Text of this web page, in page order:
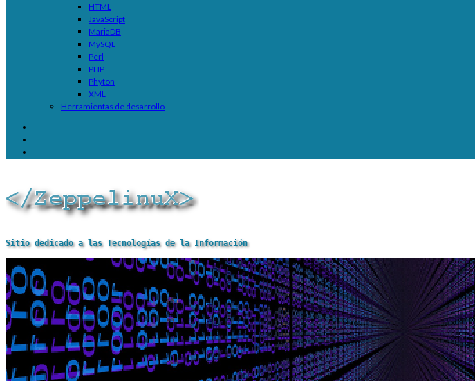
HTML
JavaScript
MariaDB
MySQL
Perl
PHP
Phyton
XML
Herramientas de desarrollo
Sitio dedicado a las Tecnologías de la Información